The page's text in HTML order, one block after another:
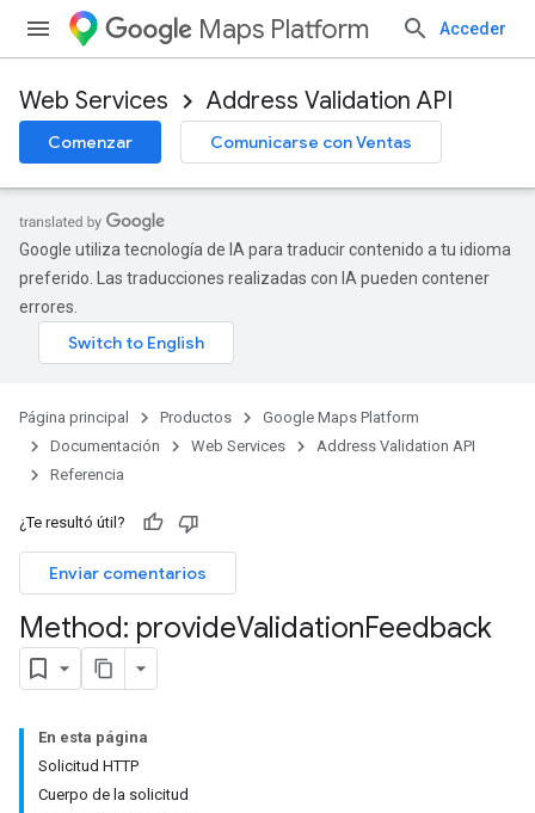
Maps Platform Acceder
Web Services Address Validation API
Comenzar Comunicarse con Ventas
Google utiliza tecnología de IA para traducir contenido a tu idioma
preferido. Las traducciones realizadas con IA pueden contener
errores.
Página principal Productos
Google Maps Platform
Documentación
Web Services
Address Validation API
Referencia
¿Te resultó útil?
Enviar comentarios
Method: provideValidationFeedback
En esta página
Solicitud HTTP
Cuerpo de la solicitud